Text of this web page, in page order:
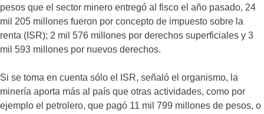
pesos que el sector minero entregó al fisco el año pasado, 24
mil 205 millones fueron por concepto de impuesto sobre la
renta (ISR); 2 mil 576 millones por derechos superficiales y 3
mil 593 millones por nuevos derechos.
Si se toma en cuenta sólo el ISR, señaló el organismo, la
minería aporta más al país que otras actividades, como por
ejemplo el petrolero, que pagó 11 mil 799 millones de pesos, o